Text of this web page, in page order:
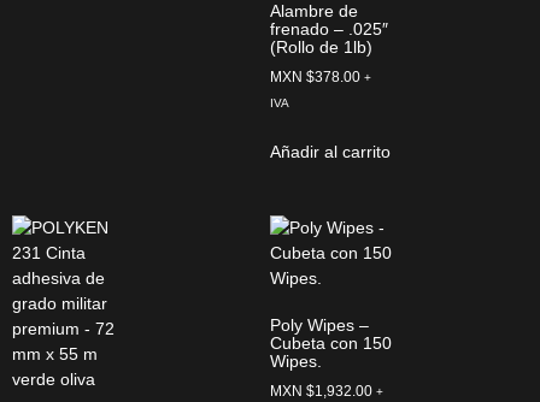
Alambre de
frenado – .025″
(Rollo de 1lb)
MXN $378.00 +
IVA
Añadir al carrito
Poly Wipes –
Cubeta con 150
Wipes.
MXN $1,932.00 +